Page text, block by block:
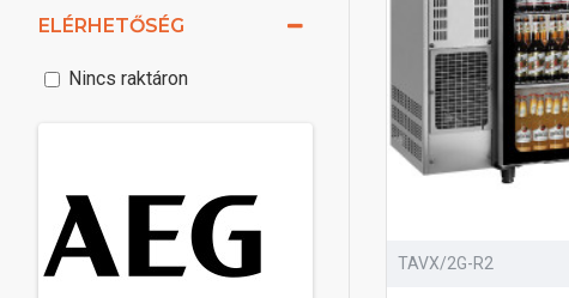
ELÉRHETŐSÉG
Nincs raktáron
TAVX/2G-R2